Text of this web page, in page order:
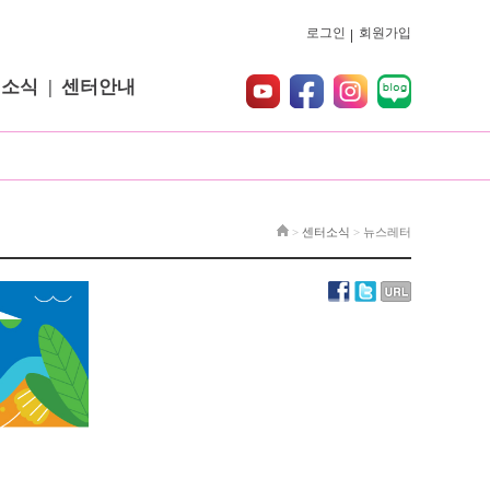
로그인 회원가입
식 센터안내
> 센터소식 > 뉴스레터